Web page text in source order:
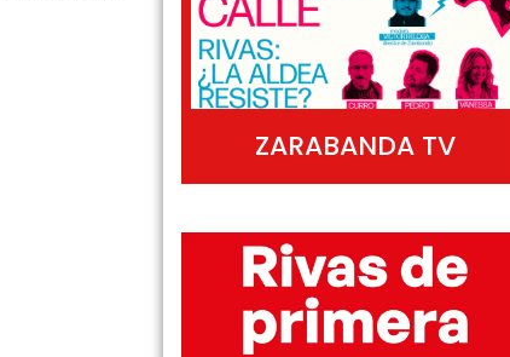
ZARABANDA TV